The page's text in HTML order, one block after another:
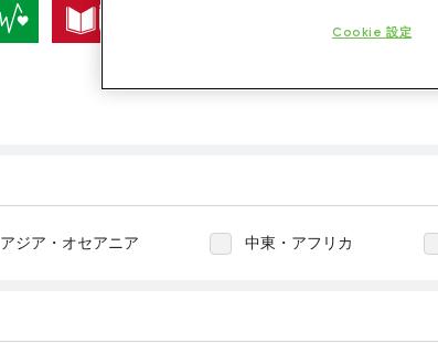
アジア・オセアニア 中東・アフリカ
Cookie 設定